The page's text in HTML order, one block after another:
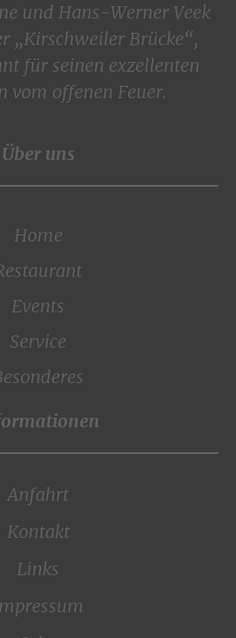
und Hans-Werner Veek
„Kirschweiler Brücke“,
für seinen exzellenten
vom offenen Feuer.
Über uns
Home
Events
Service
Anfahrt
Kontakt
Links